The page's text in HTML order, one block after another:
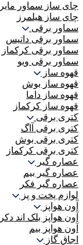
چای ساز سماور
چای ساز هیلمرز
سماور برقی
سماور برقی داتیس
سماور برقی کرکماز
سماور برقی ویو
قهوه ساز
قهوه ساز بوش
قهوه ساز داما
قهوه ساز کرکماز
کتری برقی
کتری برقی آاگ
کتری برقی بوش
کتری برقی کرکماز
عصاره گیر
عصاره گیر بیم
عصاره گیر فکر
لوازم پخت و پز
آون هواپز
آون هواپز بلک اند دکر
آون هواپز بیم
اجاق گاز